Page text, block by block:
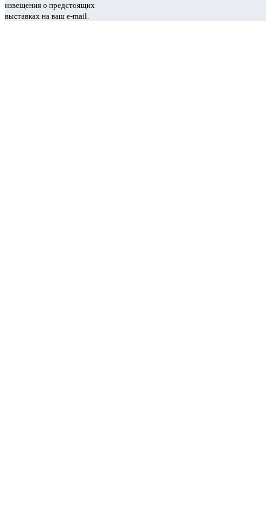
извещения о предстоящих
выставках на ваш e-mail.